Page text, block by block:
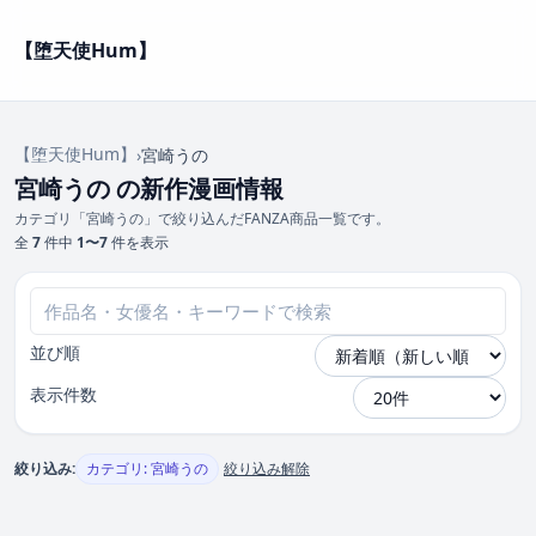
【堕天使Hum】
【堕天使Hum】 ›宮崎うの
宮崎うの の新作漫画情報
カテゴリ「宮崎うの」で絞り込んだFANZA商品一覧です。
全 7件中 1〜7件を表示
並び順
表示件数
絞り込み: カテゴリ: 宮崎うの 絞り込み解除